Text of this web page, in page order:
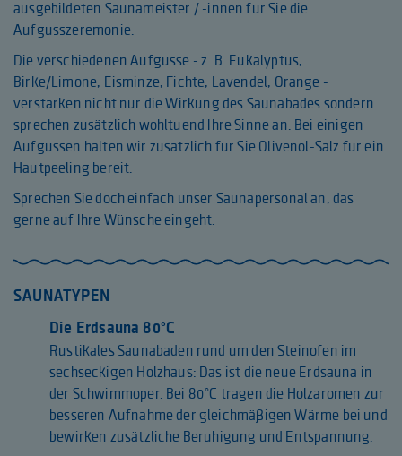
ausgebildeten Saunameister / -innen für Sie die
Aufgusszeremonie.
Die verschiedenen Aufgüsse - z. B. Eukalyptus,
Birke/Limone, Eisminze, Fichte, Lavendel, Orange -
verstärken nicht nur die Wirkung des Saunabades sondern
sprechen zusätzlich wohltuend Ihre Sinne an. Bei einigen
Aufgüssen halten wir zusätzlich für Sie Olivenöl-Salz für ein
Hautpeeling bereit.
Sprechen Sie doch einfach unser Saunapersonal an, das
gerne auf Ihre Wünsche eingeht.
SAUNATYPEN
Die Erdsauna 80°C
Rustikales Saunabaden rund um den Steinofen im
sechseckigen Holzhaus: Das ist die neue Erdsauna in
der Schwimmoper. Bei 80°C tragen die Holzaromen zur
besseren Aufnahme der gleichmäßigen Wärme bei und
bewirken zusätzliche Beruhigung und Entspannung.